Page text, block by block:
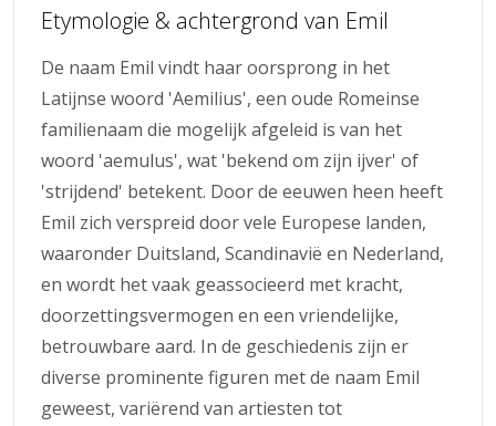
Etymologie & achtergrond van Emil
De naam Emil vindt haar oorsprong in het
Latijnse woord 'Aemilius', een oude Romeinse
familienaam die mogelijk afgeleid is van het
woord 'aemulus', wat 'bekend om zijn ijver' of
'strijdend' betekent. Door de eeuwen heen heeft
Emil zich verspreid door vele Europese landen,
waaronder Duitsland, Scandinavië en Nederland,
en wordt het vaak geassocieerd met kracht,
doorzettingsvermogen en een vriendelijke,
betrouwbare aard. In de geschiedenis zijn er
diverse prominente figuren met de naam Emil
geweest, variërend van artiesten tot